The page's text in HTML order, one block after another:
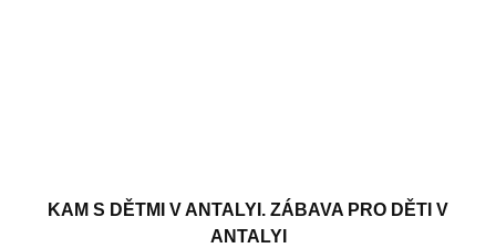
KAM S DĚTMI V ANTALYI. ZÁBAVA PRO DĚTI V
ANTALYI